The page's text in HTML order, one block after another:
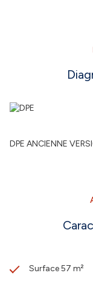
DPE ANCIENNE
Surface 57 m²